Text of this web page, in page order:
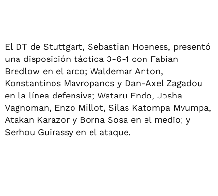
El DT de Stuttgart, Sebastian Hoeness, presentó
una disposición táctica 3-6-1 con Fabian
Bredlow en el arco; Waldemar Anton,
Konstantinos Mavropanos y Dan-Axel Zagadou
en la línea defensiva; Wataru Endo, Josha
Vagnoman, Enzo Millot, Silas Katompa Mvumpa,
Atakan Karazor y Borna Sosa en el medio; y
Serhou Guirassy en el ataque.